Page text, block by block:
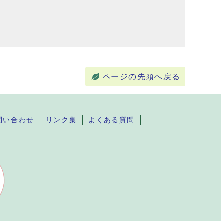
ページの先頭へ戻る
い合わせ リンク集 よくある質問